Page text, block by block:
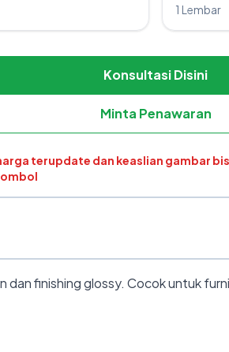
1 Lembar
Konsultasi Disini
Minta Penawaran
terupdate dan keaslian gambar
dan finishing glossy. Cocok untuk